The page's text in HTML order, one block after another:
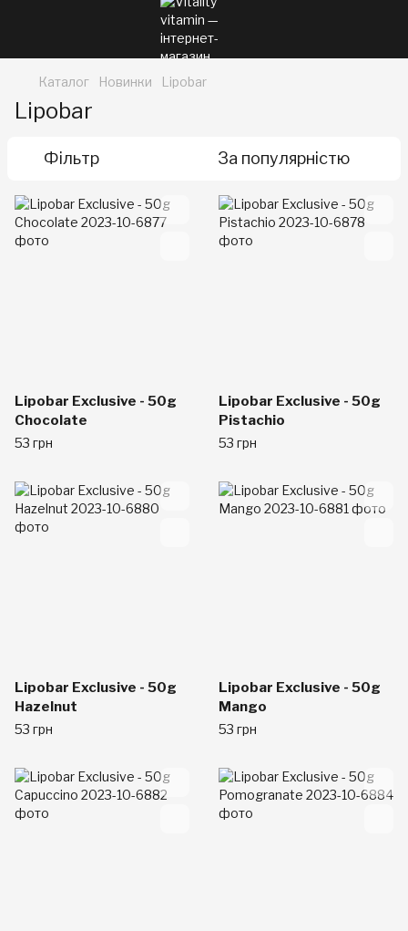
Каталог Новинки Lipobar
Lipobar
Фільтр За популярністю
Lipobar Exclusive - 50g
Chocolate
53 грн
Lipobar Exclusive - 50g
Pistachio
53 грн
Lipobar Exclusive - 50g
Hazelnut
53 грн
Lipobar Exclusive - 50g
Mango
53 грн